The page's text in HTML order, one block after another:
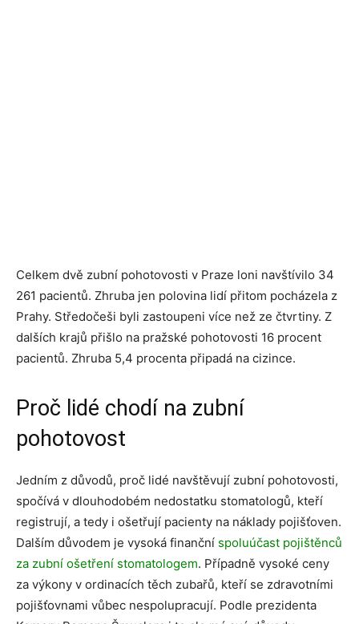
Celkem dvě zubní pohotovosti v Praze loni navštívilo 34
261 pacientů. Zhruba jen polovina lidí přitom pocházela z
Prahy. Středočeši byli zastoupeni více než ze čtvrtiny. Z
dalších krajů přišlo na pražské pohotovosti 16 procent
pacientů. Zhruba 5,4 procenta připadá na cizince.
Proč lidé chodí na zubní
pohotovost
Jedním z důvodů, proč lidé navštěvují zubní pohotovosti,
spočívá v dlouhodobém nedostatku stomatologů, kteří
registrují, a tedy i ošetřují pacienty na náklady pojišťoven.
Dalším důvodem je vysoká finanční spoluúčast pojištěnců
za zubní ošetření stomatologem. Případně vysoké ceny
za výkony v ordinacích těch zubařů, kteří se zdravotními
pojišťovnami vůbec nespolupracují. Podle prezidenta